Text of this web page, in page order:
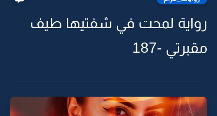
رواية لمحت في شفتيها طيف
مقبرتي -187